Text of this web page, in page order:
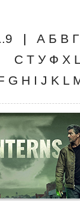
| А Б В Г
С Т У Ф Х
G H I J K L